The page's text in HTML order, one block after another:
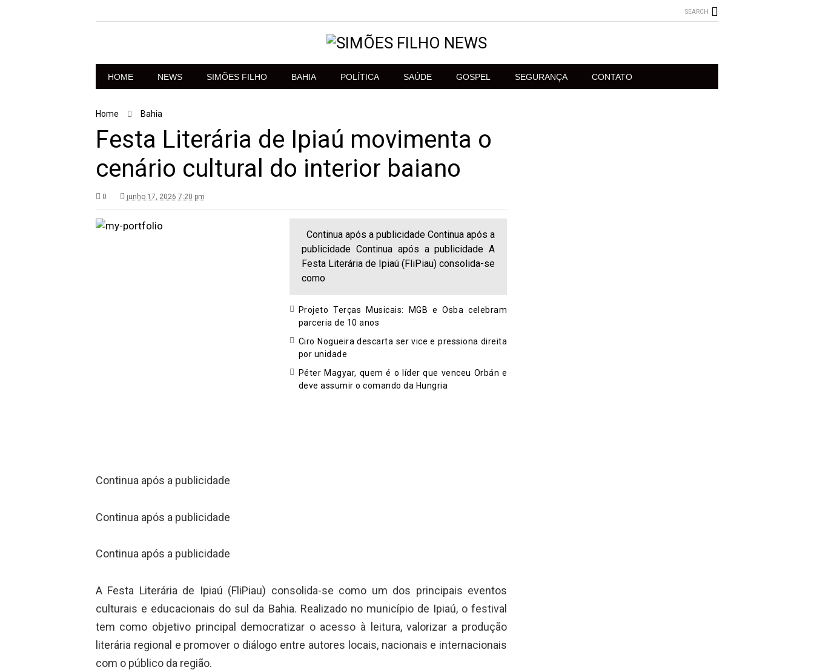
SEARCH
HOME NEWS SIMÕES FILHO BAHIA POLÍTICA SAÚDE GOSPEL SEGURANÇA CONTATO
Home Bahia
Festa Literária de Ipiaú movimenta o
cenário cultural do interior baiano
0 junho 17, 2026 7:20 pm
Continua após a publicidade Continua após a
publicidade Continua após a publicidade A
Festa Literária de Ipiaú (FliPiau) consolida-se
como
Projeto Terças Musicais: MGB e Osba celebram
parceria de 10 anos
Ciro Nogueira descarta ser vice e pressiona direita
por unidade
Péter Magyar, quem é o líder que venceu Orbán e
deve assumir o comando da Hungria
Continua após a publicidade
Continua após a publicidade
Continua após a publicidade
A Festa Literária de Ipiaú (FliPiau) consolida-se como um dos principais eventos
culturais e educacionais do sul da Bahia. Realizado no município de Ipiaú, o festival
tem como objetivo principal democratizar o acesso à leitura, valorizar a produção
literária regional e promover o diálogo entre autores locais, nacionais e internacionais
com o público da região.